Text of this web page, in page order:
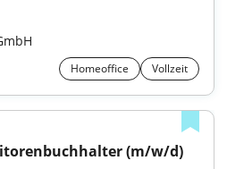
Homeoffice Vollzeit
(m/w/d)